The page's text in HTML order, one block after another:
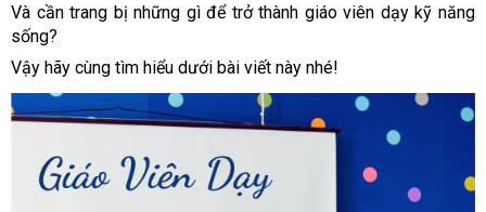
Và cần trang bị những gì để trở thành giáo viên dạy kỹ năng
sống?
Vậy hãy cùng tìm hiểu dưới bài viết này nhé!